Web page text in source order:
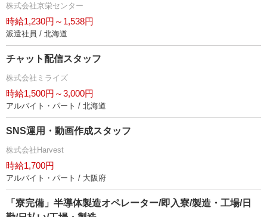
株式会社京栄センター
時給1,230円～1,538円
派遣社員 / 北海道
チャット配信スタッフ
株式会社ミライズ
時給1,500円～3,000円
アルバイト・パート / 北海道
SNS運用・動画作成スタッフ
株式会社Harvest
時給1,700円
アルバイト・パート / 大阪府
「寮完備」半導体製造オペレーター/即入寮/製造・工場/日